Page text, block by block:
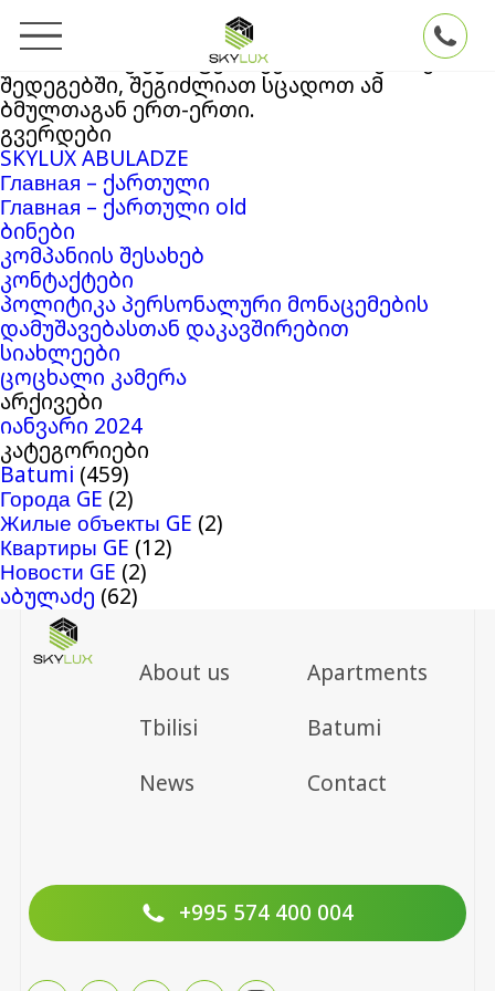
თქვენ ეძებდით
Skyluxბლოგის არქივში
. თუ ვერაფერი ვერ მოიძიეთ ძებნის
შედეგებში, შეგიძლიათ სცადოთ ამ
ბმულთაგან ერთ-ერთი.
გვერდები
SKYLUX ABULADZE
Главная – ქართული
Главная – ქართული old
ბინები
კომპანიის შესახებ
კონტაქტები
პოლიტიკა პერსონალური მონაცემების
დამუშავებასთან დაკავშირებით
სიახლეები
ცოცხალი კამერა
არქივები
იანვარი 2024
კატეგორიები
Batumi (459)
Города GE (2)
Жилые объекты GE (2)
Квартиры GE (12)
Новости GE (2)
აბულაძე (62)
About us
Apartments
Tbilisi
Batumi
News
Contact
+995 574 400 004